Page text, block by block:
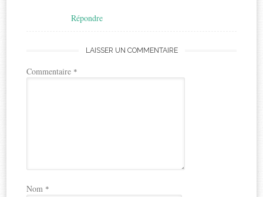
Répondre
LAISSER UN COMMENTAIRE
Commentaire *
Nom *